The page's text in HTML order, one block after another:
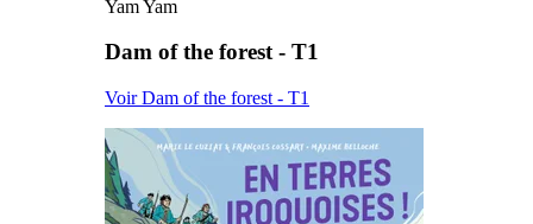
Yam Yam
Dam of the forest - T1
Voir Dam of the forest - T1